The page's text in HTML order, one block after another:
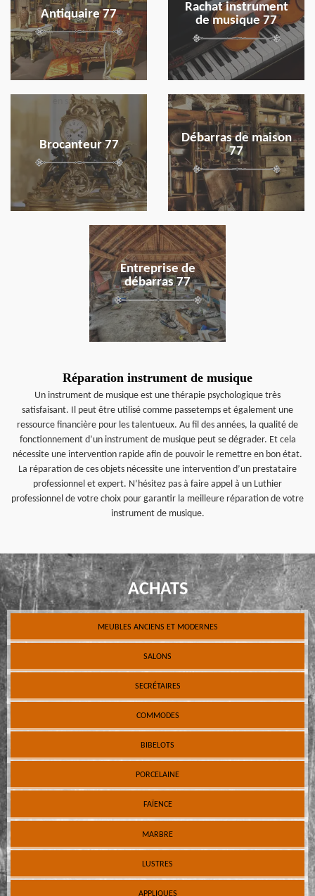
Antiquaire 77
Rachat instrument
de musique 77
Brocanteur 77
en savoir plus
Débarras de maison
77
en savoir plus
Entreprise de
débarras 77
en savoir plus
Réparation instrument de musique
Un instrument de musique est une thérapie psychologique très
satisfaisant. Il peut être utilisé comme passetemps et également une
ressource financière pour les talentueux. Au fil des années, la qualité de
fonctionnement d’un instrument de musique peut se dégrader. Et cela
nécessite une intervention rapide afin de pouvoir le remettre en bon état.
La réparation de ces objets nécessite une intervention d’un prestataire
professionnel et expert. N’hésitez pas à faire appel à un Luthier
professionnel de votre choix pour garantir la meilleure réparation de votre
instrument de musique.
ACHATS
MEUBLES ANCIENS ET MODERNES
SALONS
SECRÉTAIRES
COMMODES
BIBELOTS
PORCELAINE
FAÏENCE
MARBRE
LUSTRES
APPLIQUES